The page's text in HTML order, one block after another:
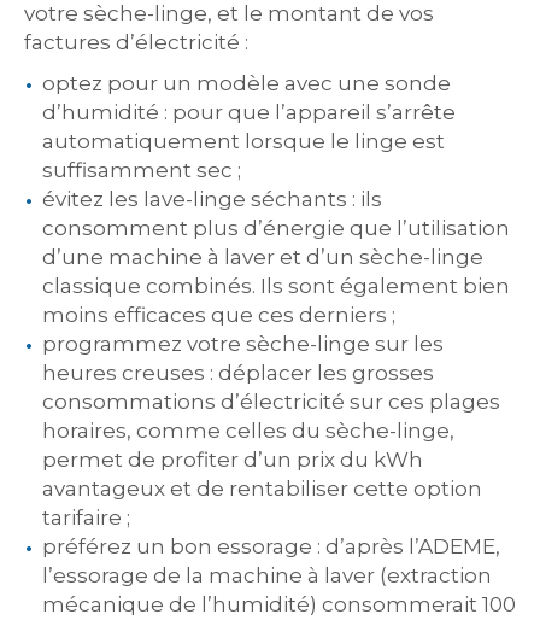
votre sèche-linge, et le montant de vos
factures d’électricité :
optez pour un modèle avec une sonde
d’humidité : pour que l’appareil s’arrête
automatiquement lorsque le linge est
suffisamment sec ;
évitez les lave-linge séchants : ils
consomment plus d’énergie que l’utilisation
d’une machine à laver et d’un sèche-linge
classique combinés. Ils sont également bien
moins efficaces que ces derniers ;
programmez votre sèche-linge sur les
heures creuses : déplacer les grosses
consommations d’électricité sur ces plages
horaires, comme celles du sèche-linge,
permet de profiter d’un prix du kWh
avantageux et de rentabiliser cette option
tarifaire ;
préférez un bon essorage : d’après l’ADEME,
l’essorage de la machine à laver (extraction
mécanique de l’humidité) consommerait 100